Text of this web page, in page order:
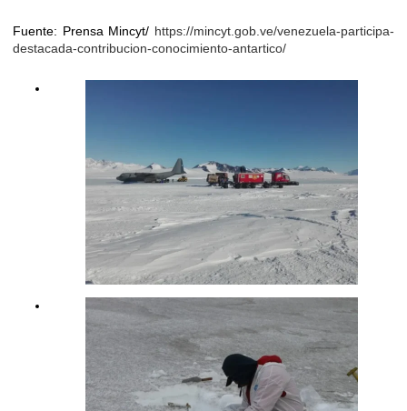
Fuente: Prensa Mincyt/ https://mincyt.gob.ve/venezuela-participa-
destacada-contribucion-conocimiento-antartico/